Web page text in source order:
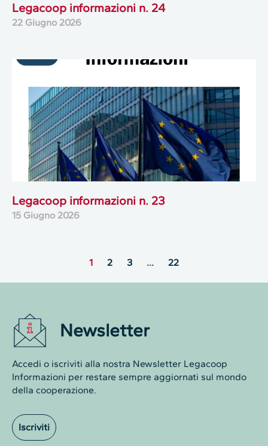
Legacoop informazioni n. 24
22 Giugno 2026
Legacoop informazioni n. 23
15 Giugno 2026
1 2 3 … 22
Newsletter
Accedi o iscriviti alla nostra Newsletter Legacoop
Informazioni per restare sempre aggiornati sul mondo
della cooperazione.
Iscriviti